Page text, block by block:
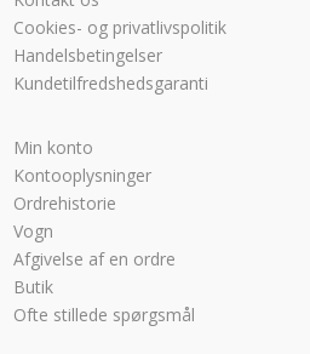
Cookies- og privatlivspolitik
Handelsbetingelser
Kundetilfredshedsgaranti
Min konto
Kontooplysninger
Ordrehistorie
Vogn
Afgivelse af en ordre
Butik
Ofte stillede spørgsmål